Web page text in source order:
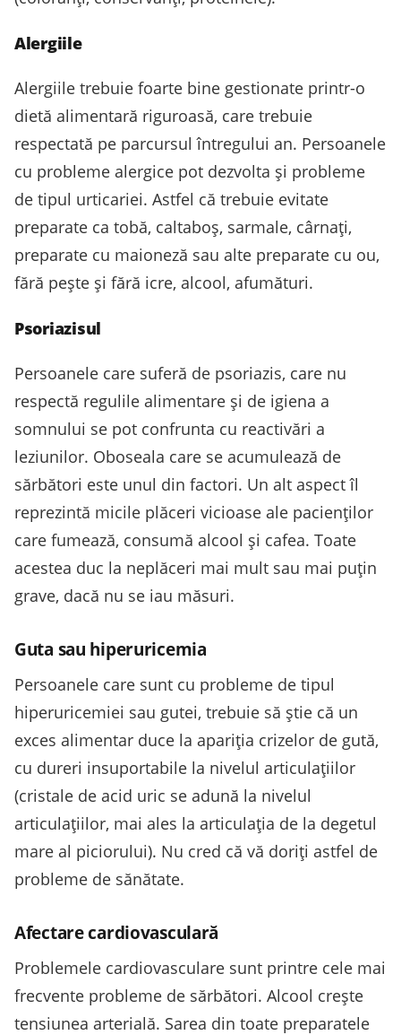
Alergiile
Alergiile trebuie foarte bine gestionate printr-o
dietă alimentară riguroasă, care trebuie
respectată pe parcursul întregului an. Persoanele
cu probleme alergice pot dezvolta și probleme
de tipul urticariei. Astfel că trebuie evitate
preparate ca tobă, caltaboș, sarmale, cârnați,
preparate cu maioneză sau alte preparate cu ou,
fără pește și fără icre, alcool, afumături.
Psoriazisul
Persoanele care suferă de psoriazis, care nu
respectă regulile alimentare și de igiena a
somnului se pot confrunta cu reactivări a
leziunilor. Oboseala care se acumulează de
sărbători este unul din factori. Un alt aspect îl
reprezintă micile plăceri vicioase ale pacienților
care fumează, consumă alcool și cafea. Toate
acestea duc la neplăceri mai mult sau mai puțin
grave, dacă nu se iau măsuri.
Guta sau hiperuricemia
Persoanele care sunt cu probleme de tipul
hiperuricemiei sau gutei, trebuie să știe că un
exces alimentar duce la apariția crizelor de gută,
cu dureri insuportabile la nivelul articulațiilor
(cristale de acid uric se adună la nivelul
articulațiilor, mai ales la articulația de la degetul
mare al piciorului). Nu cred că vă doriți astfel de
probleme de sănătate.
Afectare cardiovasculară
Problemele cardiovasculare sunt printre cele mai
frecvente probleme de sărbători. Alcool crește
tensiunea arterială. Sarea din toate preparatele